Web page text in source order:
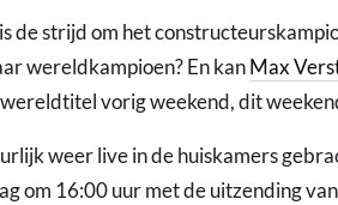
de strijd om het
wereldkampioen? En kanMax
vorig weekend, dit
weer live in de huiskamers
om 16:00 uur met de uitzending